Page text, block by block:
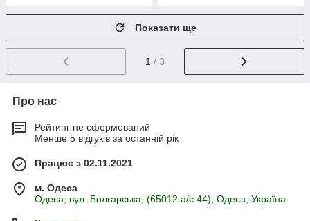
Показати ще
1 / 3
Про нас
Рейтинг не сформований
Менше 5 відгуків за останній рік
Працює з 02.11.2021
м. Одеса
Одеса, вул. Болгарська, (65012 а/с 44), Одеса, Україна